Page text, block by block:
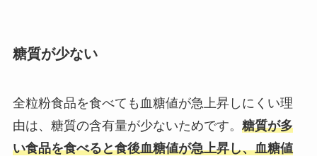
糖質が少ない
全粒粉食品を食べても血糖値が急上昇しにくい理
由は、糖質の含有量が少ないためです。 糖質が多
い食品を食べると食後血糖値が急上昇し、血糖値